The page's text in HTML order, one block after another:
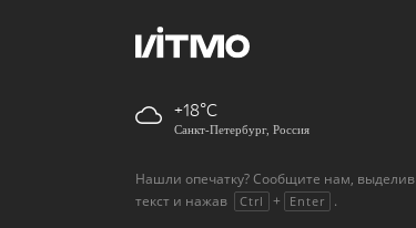
+18
Санкт-Петербург, Россия
Нашли опечатку? Сообщите нам, выделив
текст и нажав
Ctrl + Enter .